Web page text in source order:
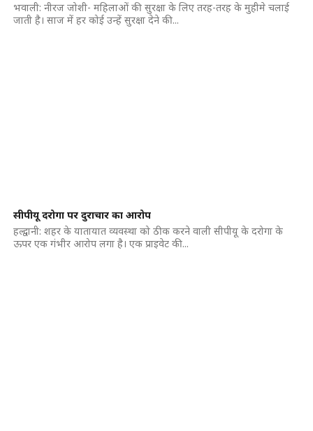
भवाली: नीरज जोशी- महिलाओं की सुरक्षा के लिए तरह-तरह के मुहीमे चलाई
जाती है। साज में हर कोई उन्हें सुरक्षा देने की...
सीपीयू दरोगा पर दुराचार का आरोप
हल्द्वानी: शहर के यातायात व्यवस्था को ठीक करने वाली सीपीयू के दरोगा के
ऊपर एक गंभीर आरोप लगा है। एक प्राइवेट की...